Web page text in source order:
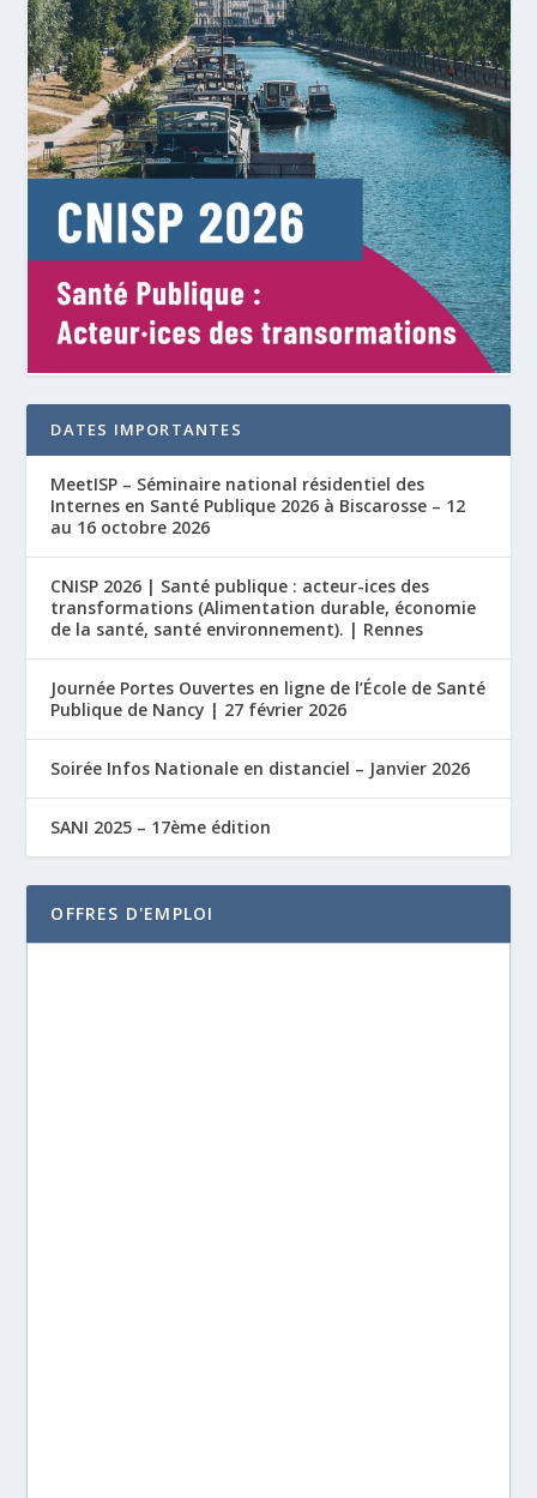
DATES IMPORTANTES
MeetISP – Séminaire national résidentiel des
Internes en Santé Publique 2026 à Biscarosse – 12
au 16 octobre 2026
CNISP 2026 | Santé publique : acteur-ices des
transformations (Alimentation durable, économie
de la santé, santé environnement). | Rennes
Journée Portes Ouvertes en ligne de l’École de Santé
Publique de Nancy | 27 février 2026
Soirée Infos Nationale en distanciel – Janvier 2026
SANI 2025 – 17ème édition
OFFRES D'EMPLOI